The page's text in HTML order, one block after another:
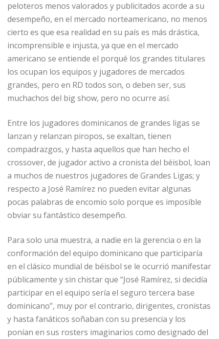
peloteros menos valorados y publicitados acorde a su
desempeño, en el mercado norteamericano, no menos
cierto es que esa realidad en su país es más drástica,
incomprensible e injusta, ya que en el mercado
americano se entiende el porqué los grandes titulares
los ocupan los equipos y jugadores de mercados
grandes, pero en RD todos son, o deben ser, sus
muchachos del big show, pero no ocurre así.
Entre los jugadores dominicanos de grandes ligas se
lanzan y relanzan piropos, se exaltan, tienen
compadrazgos, y hasta aquellos que han hecho el
crossover, de jugador activo a cronista del béisbol, loan
a muchos de nuestros jugadores de Grandes Ligas; y
respecto a José Ramírez no pueden evitar algunas
pocas palabras de encomio solo porque es imposible
obviar su fantástico desempeño.
Para solo una muestra, a nadie en la gerencia o en la
conformación del equipo dominicano que participaría
en el clásico mundial de béisbol se le ocurrió manifestar
públicamente y sin chistar que “José Ramírez, si decidía
participar en el equipo sería el seguro tercera base
dominicano”, muy por el contrario, dirigentes, cronistas
y hasta fanáticos soñaban con su presencia y los
ponían en sus rosters imaginarios como designado del